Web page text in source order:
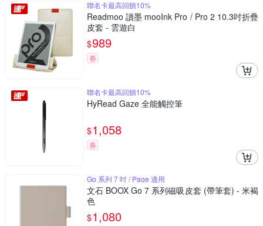
聯名卡最高回饋10%
Readmoo 讀墨 mooInk Pro / Pro 2 10.3吋折疊
皮套 - 雲遊白
$989
券
聯名卡最高回饋10%
HyRead Gaze 全能觸控筆
$1,058
券
Go 系列 7 吋 / Page 適用
文石 BOOX Go 7 系列磁吸皮套 (帶筆套) - 米褐
色
$1,080